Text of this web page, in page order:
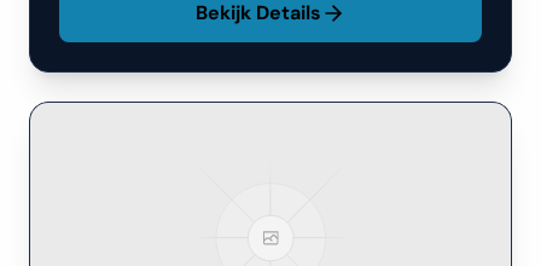
Bekijk Details